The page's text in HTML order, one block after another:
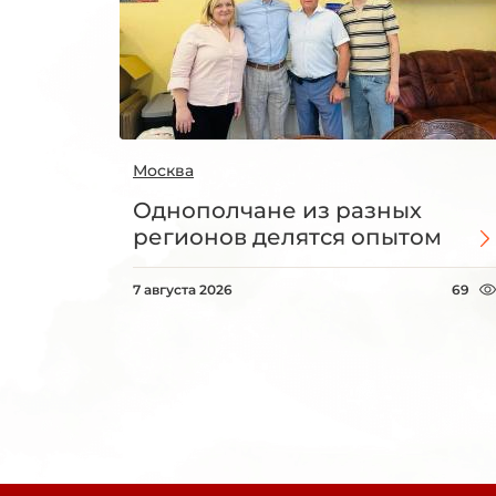
Москва
Однополчане из разных
регионов делятся опытом
7 августа 2026 69